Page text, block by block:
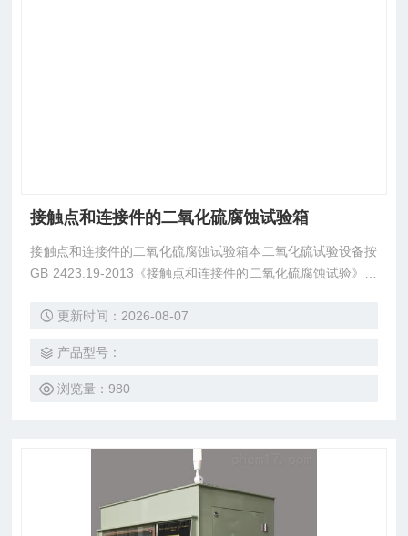
接触点和连接件的二氧化硫腐蚀试验箱
接触点和连接件的二氧化硫腐蚀试验箱本二氧化硫试验设备按
GB 2423.19-2013《接触点和连接件的二氧化硫腐蚀试验》、
法》标准进行设计制造，适用于二氧化硫和硫化氢气体进行的
更新时间：2026-08-07
产品型号：
浏览量：980